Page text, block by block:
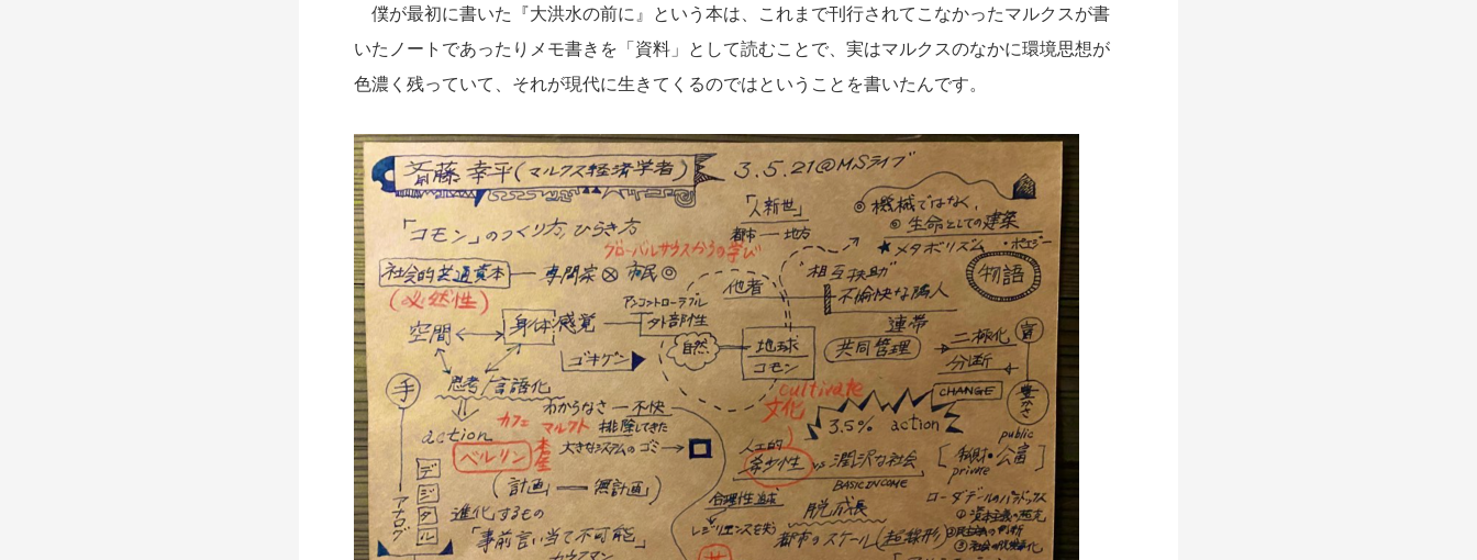
僕が最初に書いた『大洪水の前に』という本は、これまで刊行されてこなかったマルクスが書
いたノートであったりメモ書きを「資料」として読むことで、実はマルクスのなかに環境思想が
色濃く残っていて、それが現代に生きてくるのではということを書いたんです。